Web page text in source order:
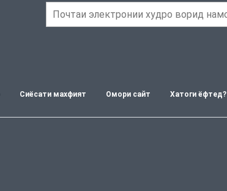
Сиёсати махфият Омори сайт Хатоги ёфтед?